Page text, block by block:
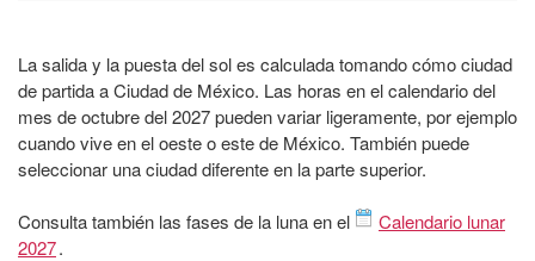
La salida y la puesta del sol es calculada tomando cómo ciudad
de partida a Ciudad de México. Las horas en el calendario del
mes de octubre del 2027 pueden variar ligeramente, por ejemplo
cuando vive en el oeste o este de México. También puede
seleccionar una ciudad diferente en la parte superior.
Consulta también las fases de la luna en el
Calendario lunar
2027.